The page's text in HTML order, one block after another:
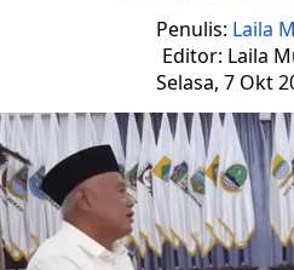
Penulis: Laila
Editor: Laila
Selasa, 7 Okt